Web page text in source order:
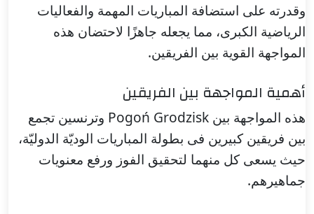
وقدرته على استضافة المباريات المهمة والفعاليات
الرياضية الكبرى، مما يجعله جاهزًا لاحتضان هذه
المواجهة القوية بين الفريقين.
أهمية المواجهة بين الفريقين
هذه المواجهة بين Pogoń Grodzisk وترنسين تجمع
بين فريقين كبيرين فى بطولة المباريات الوديّة الدوليّة،
حيث يسعى كل منهما لتحقيق الفوز ورفع معنويات
جماهيرهم.